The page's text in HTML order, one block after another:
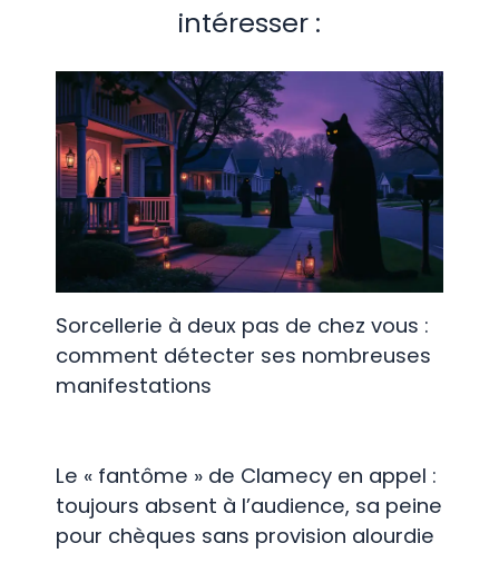
intéresser :
Sorcellerie à deux pas de chez vous :
comment détecter ses nombreuses
manifestations
Le « fantôme » de Clamecy en appel :
toujours absent à l’audience, sa peine
pour chèques sans provision alourdie